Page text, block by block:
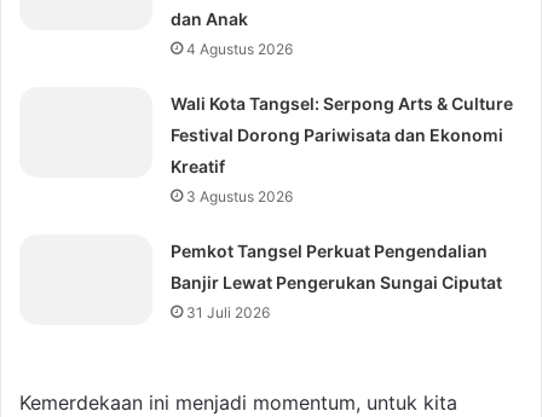
dan Anak
4 Agustus 2026
Wali Kota Tangsel: Serpong Arts & Culture
Festival Dorong Pariwisata dan Ekonomi
Kreatif
3 Agustus 2026
Pemkot Tangsel Perkuat Pengendalian
Banjir Lewat Pengerukan Sungai Ciputat
31 Juli 2026
Kemerdekaan ini menjadi momentum, untuk kita